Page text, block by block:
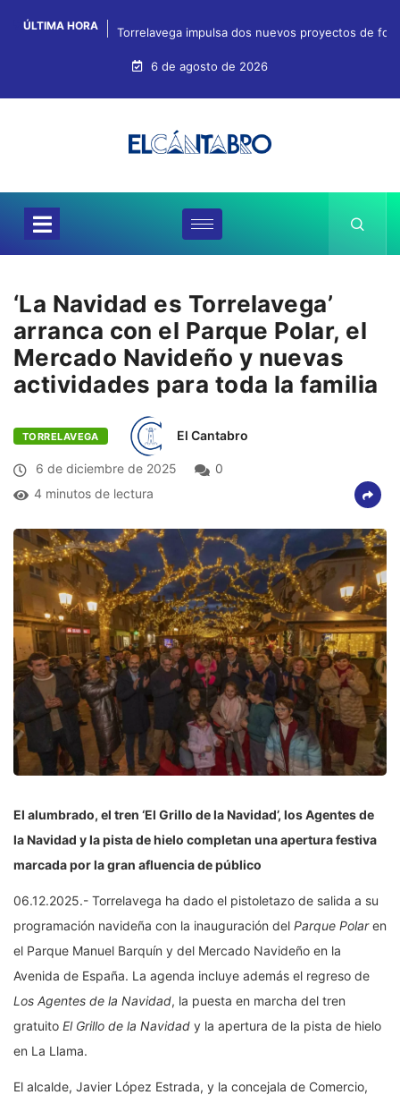
ÚLTIMA HORA Torrelavega impulsa dos nuevos proyectos de
6 de agosto de 2026
‘La Navidad es Torrelavega’
arranca con el Parque Polar, el
Mercado Navideño y nuevas
actividades para toda la familia
TORRELAVEGA El Cantabro
6 de diciembre de 2025
0
4 minutos de lectura
El alumbrado, el tren ‘El Grillo de la Navidad’, los Agentes de
la Navidad y la pista de hielo completan una apertura festiva
marcada por la gran afluencia de público
06.12.2025.- Torrelavega ha dado el pistoletazo de salida a su
programación navideña con la inauguración del Parque Polaren
el Parque Manuel Barquín y del Mercado Navideño en la
Avenida de España. La agenda incluye además el regreso de
Los Agentes de la Navidad, la puesta en marcha del tren
gratuito El Grillo de la Navidad y la apertura de la pista de hielo
en La Llama.
El alcalde, Javier López Estrada, y la concejala de Comercio,